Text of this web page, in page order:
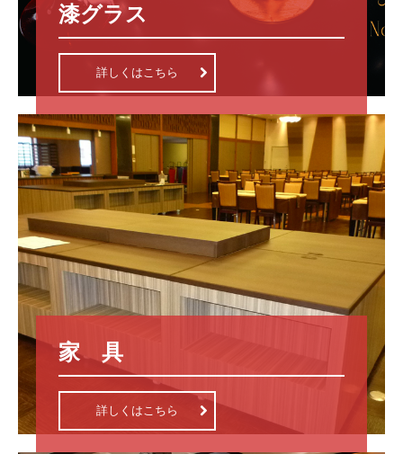
漆グラス
詳しくはこちら
家　具
詳しくはこちら